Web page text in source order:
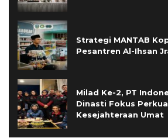
Strategi MANTAB
Pesantren Al-Ihsan
Milad Ke-2, PT
Dinasti Fokus
Kesejahteraan Umat